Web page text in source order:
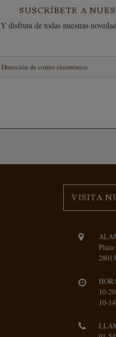
SUSCRÍBETE A
Y disfruta de todas nuestras
VISITA
10-
10-